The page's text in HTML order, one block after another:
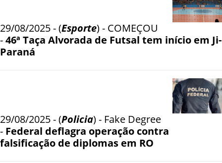
29/08/2025 - (Esporte) - COMEÇOU
-46ª Taça Alvorada de Futsal tem início em Ji-
Paraná
29/08/2025 - (Policia) - Fake Degree
- Federal deflagra operação contra
falsificação de diplomas em RO